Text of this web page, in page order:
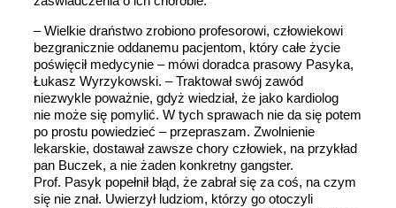
– Wielkie draństwo zrobiono profesorowi, człowiekowi
bezgranicznie oddanemu pacjentom, który całe życie
poświęcił medycynie – mówi doradca prasowy Pasyka,
Łukasz Wyrzykowski. – Traktował swój zawód
niezwykle poważnie, gdyż wiedział, że jako kardiolog
nie może się pomylić. W tych sprawach nie da się potem
po prostu powiedzieć – przepraszam. Zwolnienie
lekarskie, dostawał zawsze chory człowiek, na przykład
pan Buczek, a nie żaden konkretny gangster.
Prof. Pasyk popełnił błąd, że zabrał się za coś, na czym
się nie znał. Uwierzył ludziom, którzy go otoczyli